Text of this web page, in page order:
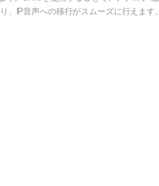
IP音声への移行がスムーズに行えます。